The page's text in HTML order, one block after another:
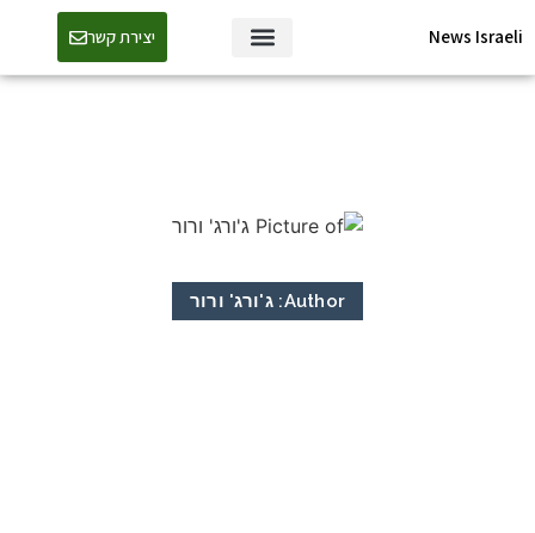
News Israeli יצירת קשר
Author: ג'ורג' ורור